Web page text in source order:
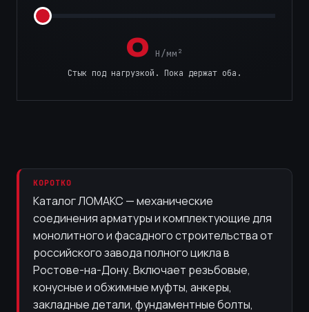
0 Н/мм²
Стык под нагрузкой. Пока держат оба.
КОРОТКО
Каталог ЛОМАКС — механические
соединения арматуры и комплектующие для
монолитного и фасадного строительства от
российского завода полного цикла в
Ростове-на-Дону. Включает резьбовые,
конусные и обжимные муфты, анкеры,
закладные детали, фундаментные болты,